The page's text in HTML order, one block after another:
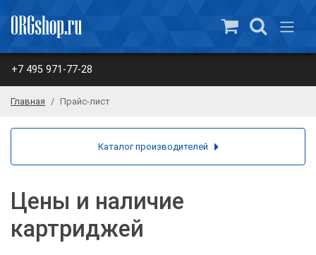
+7 495 971-77-28
Главная Прайс-лист
Цены и наличие
картриджей